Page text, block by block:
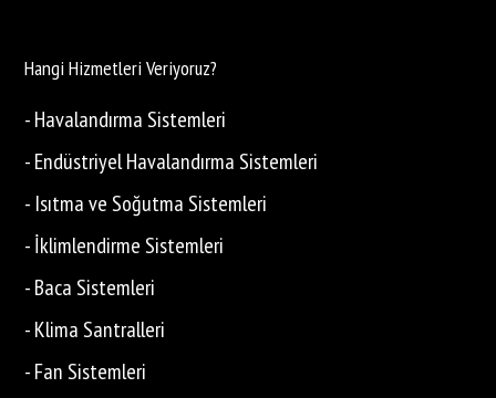
Hangi Hizmetleri Veriyoruz?
- Havalandırma Sistemleri
- Endüstriyel Havalandırma Sistemleri
- Isıtma ve Soğutma Sistemleri
- İklimlendirme Sistemleri
- Baca Sistemleri
- Klima Santralleri
- Fan Sistemleri